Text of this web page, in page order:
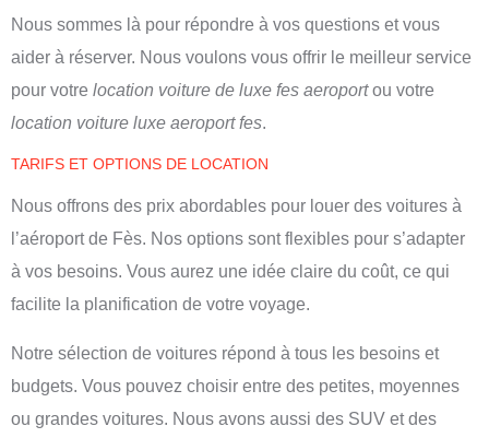
Nous sommes là pour répondre à vos questions et vous
aider à réserver. Nous voulons vous offrir le meilleur service
pour votre location voiture de luxe fes aeroportou votre
location voiture luxe aeroport fes.
TARIFS ET OPTIONS DE LOCATION
Nous offrons des prix abordables pour louer des voitures à
l’aéroport de Fès. Nos options sont flexibles pour s’adapter
à vos besoins. Vous aurez une idée claire du coût, ce qui
facilite la planification de votre voyage.
Notre sélection de voitures répond à tous les besoins et
budgets. Vous pouvez choisir entre des petites, moyennes
ou grandes voitures. Nous avons aussi des SUV et des